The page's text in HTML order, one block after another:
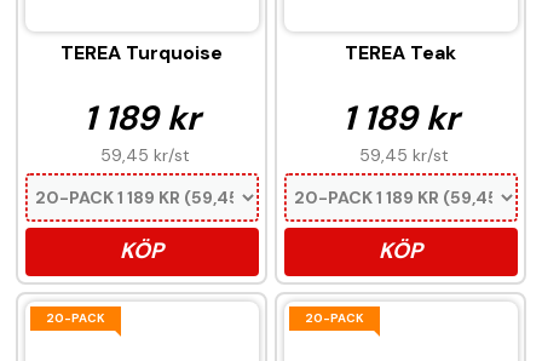
TEREA Turquoise
1 189 kr
59,45 kr/st
KÖP
TEREA Teak
1 189 kr
59,45 kr/st
KÖP
20-PACK 20-PACK